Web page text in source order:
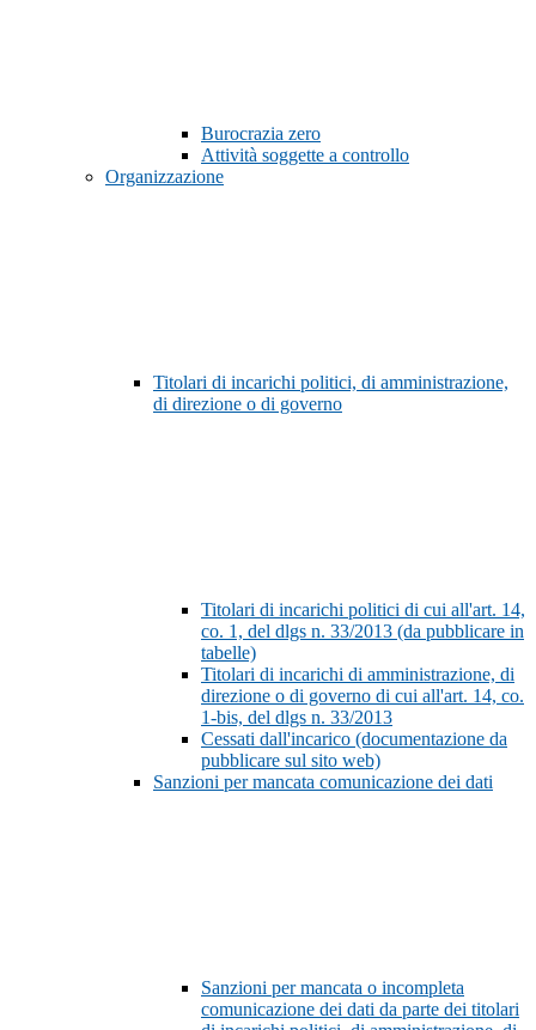
Burocrazia zero
Attività soggette a controllo
Organizzazione
Titolari di incarichi politici, di amministrazione,
di direzione o di governo
Titolari di incarichi politici di cui all'art. 14,
co. 1, del dlgs n. 33/2013 (da pubblicare in
tabelle)
Titolari di incarichi di amministrazione, di
direzione o di governo di cui all'art. 14, co.
1-bis, del dlgs n. 33/2013
Cessati dall'incarico (documentazione da
pubblicare sul sito web)
Sanzioni per mancata comunicazione dei dati
Sanzioni per mancata o incompleta
comunicazione dei dati da parte dei titolari